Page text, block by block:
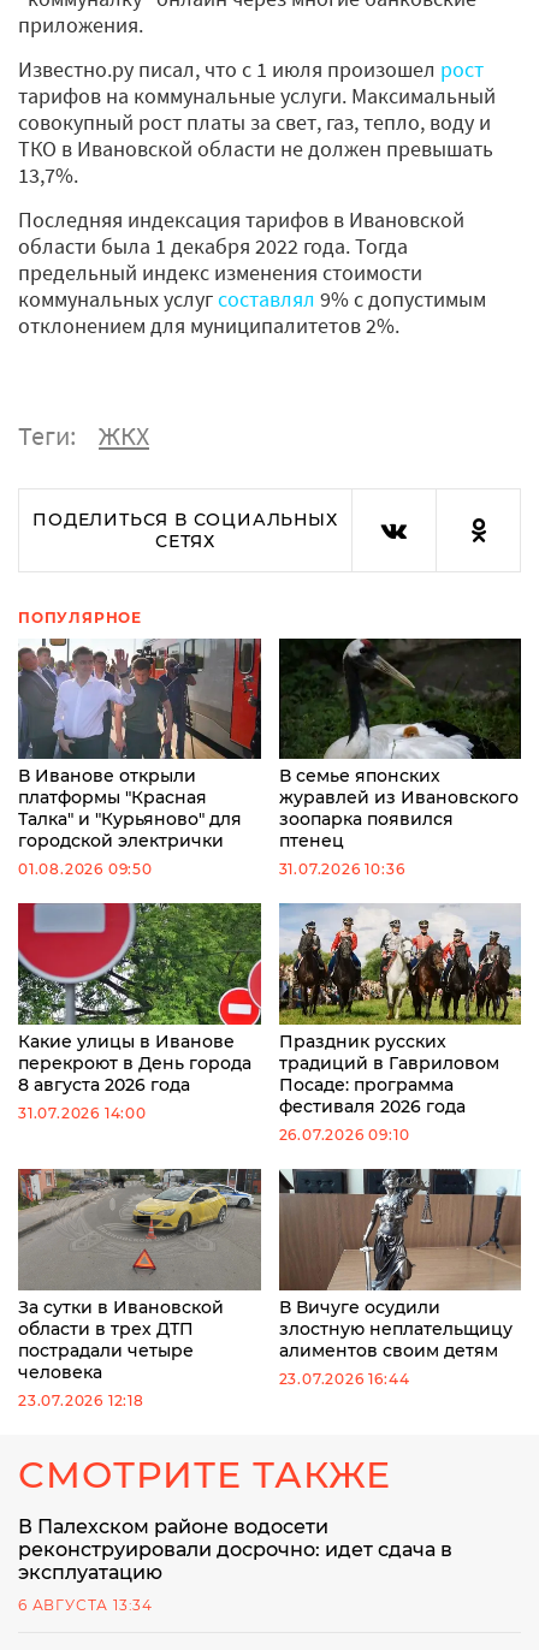
приложения.
Известно.ру писал, что с 1 июля произошел рост
тарифов на коммунальные услуги. Максимальный
совокупный рост платы за свет, газ, тепло, воду и
ТКО в Ивановской области не должен превышать
13,7%.
Последняя индексация тарифов в Ивановской
области была 1 декабря 2022 года. Тогда
предельный индекс изменения стоимости
коммунальных услугсоставлял 9% с допустимым
отклонением для муниципалитетов 2%.
Теги: ЖКХ
ПОДЕЛИТЬСЯ В СОЦИАЛЬНЫХ
СЕТЯХ
ПОПУЛЯРНОЕ
В Иванове открыли
платформы "Красная
Талка" и "Курьяново" для
городской электрички
01.08.2026 09:50
В семье японских
журавлей из Ивановского
зоопарка появился
птенец
31.07.2026 10:36
Какие улицы в Иванове
перекроют в День города
8 августа 2026 года
31.07.2026 14:00
Праздник русских
традиций в Гавриловом
Посаде: программа
фестиваля 2026 года
26.07.2026 09:10
За сутки в Ивановской
области в трех ДТП
пострадали четыре
человека
23.07.2026 12:18
В Вичуге осудили
злостную неплательщицу
алиментов своим детям
23.07.2026 16:44
СМОТРИТЕ ТАКЖЕ
В Палехском районе водосети
реконструировали досрочно: идет сдача в
эксплуатацию
6 АВГУСТА 13:34